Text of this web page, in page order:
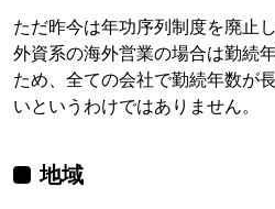
ただ昨今は年功序列制度を廃止
外資系の海外営業の場合は勤続
ため、全ての会社で勤続年数が
いというわけではありません。
地域